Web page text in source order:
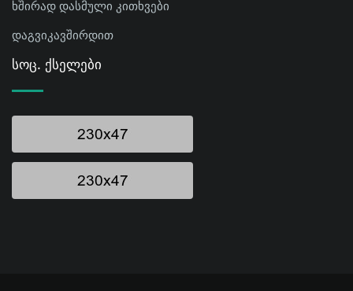
ხშირად დასმული კითხვები
დაგვიკავშირდით
Სოც. Ქსელები